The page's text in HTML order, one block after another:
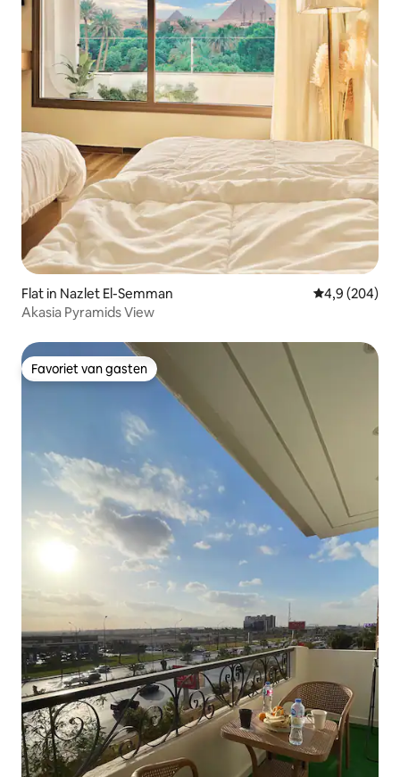
Flat in Nazlet El-Semman Gemiddelde
4,9 (204)
Akasia Pyramids View
Favoriet van gasten
Favoriet van gasten